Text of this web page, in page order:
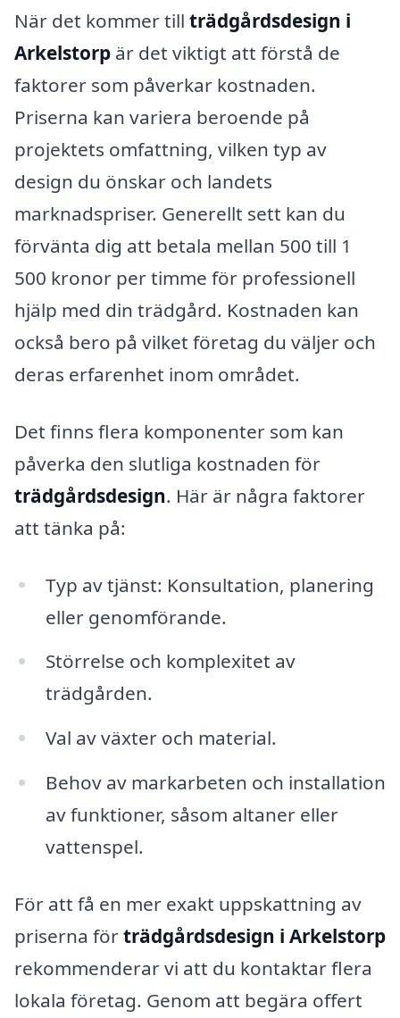
När det kommer till trädgårdsdesign i
Arkelstorp är det viktigt att förstå de
faktorer som påverkar kostnaden.
Priserna kan variera beroende på
projektets omfattning, vilken typ av
design du önskar och landets
marknadspriser. Generellt sett kan du
förvänta dig att betala mellan 500 till 1
500 kronor per timme för professionell
hjälp med din trädgård. Kostnaden kan
också bero på vilket företag du väljer och
deras erfarenhet inom området.
Det finns flera komponenter som kan
påverka den slutliga kostnaden för
trädgårdsdesign. Här är några faktorer
att tänka på:
Typ av tjänst: Konsultation, planering
eller genomförande.
Störrelse och komplexitet av
trädgården.
Val av växter och material.
Behov av markarbeten och installation
av funktioner, såsom altaner eller
vattenspel.
För att få en mer exakt uppskattning av
priserna förträdgårdsdesign i Arkelstorp
rekommenderar vi att du kontaktar flera
lokala företag. Genom att begära offert